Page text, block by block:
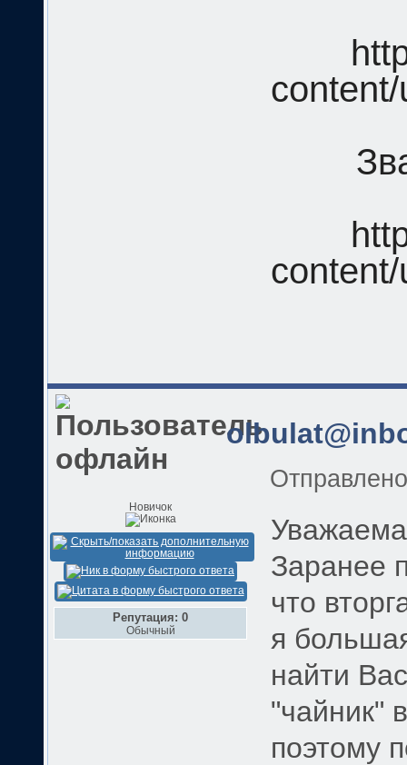
Новичок
Репутация: 0
Обычный
Заранее
что
я
найти
"чайник"
поэтому